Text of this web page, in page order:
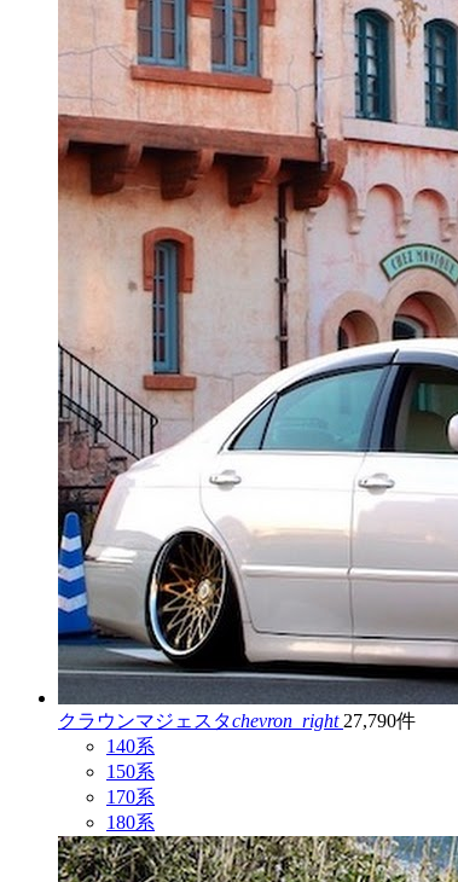
クラウンマジェスタchevron_right 27,790件
140系
150系
170系
180系